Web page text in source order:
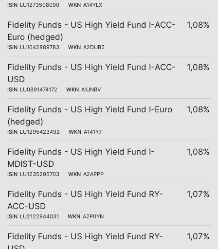
ISIN LU1273508090 WKN A14YLX
Fidelity Funds - US High Yield Fund I-ACC-
Euro (hedged)
ISIN LU1642889783 WKN A2DUB5
1,08%
Fidelity Funds - US High Yield Fund I-ACC-
USD
ISIN LU0891474172 WKN A1JNBV
1,08%
Fidelity Funds - US High Yield Fund I-Euro
(hedged)
ISIN LU1295423492 WKN A141Y7
1,08%
Fidelity Funds - US High Yield Fund I-
MDIST-USD
ISIN LU1235295703 WKN A2APPP
1,08%
Fidelity Funds - US High Yield Fund RY-
ACC-USD
ISIN LU2122944031 WKN A2P0YN
1,07%
Fidelity Funds - US High Yield Fund RY-
1,07%